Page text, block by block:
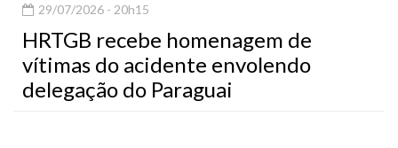
29/07/2026 - 20h15
HRTGB recebe homenagem de
vítimas do acidente envolendo
delegação do Paraguai